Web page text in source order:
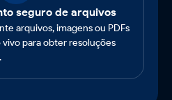
seguro de arquivos
arquivos, imagens ou PDFs
para obter resoluções